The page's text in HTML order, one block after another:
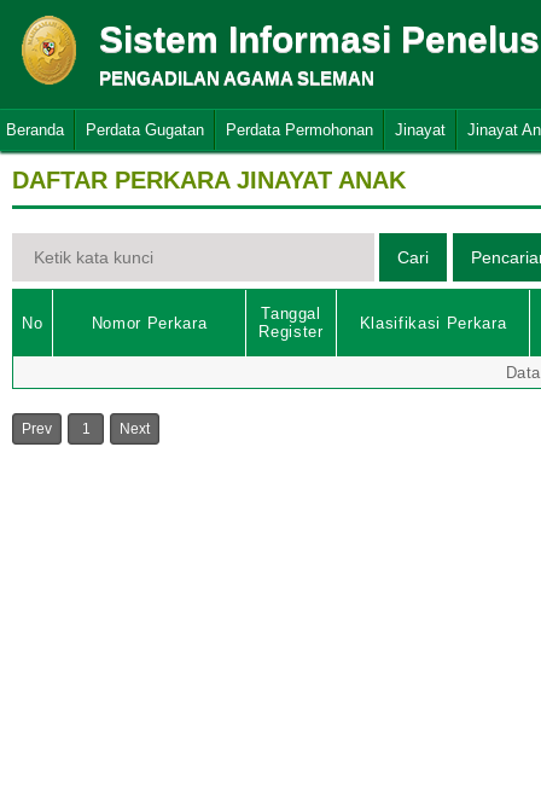
Sistem Informasi
PENGADILAN AGAMA SLEMAN
Beranda Perdata Gugatan Perdata Permohonan Jinayat Jinayat
DAFTAR PERKARA JINAYAT ANAK
No Nomor Perkara
Tanggal
Register
Klasifikasi Perkara
Prev 1 Next